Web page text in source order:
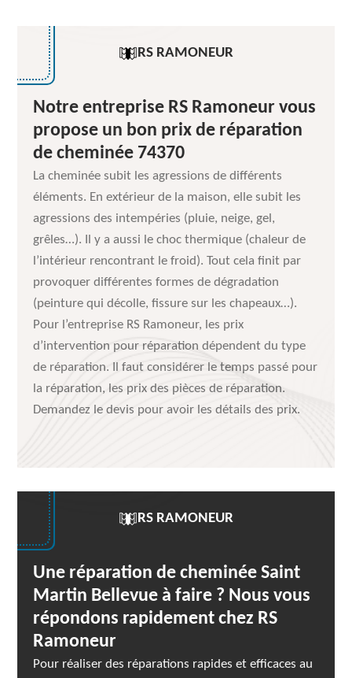
RS RAMONEUR
Notre entreprise RS Ramoneur vous
propose un bon prix de réparation
de cheminée 74370
La cheminée subit les agressions de différents
éléments. En extérieur de la maison, elle subit les
agressions des intempéries (pluie, neige, gel,
grêles…). Il y a aussi le choc thermique (chaleur de
l’intérieur rencontrant le froid). Tout cela finit par
provoquer différentes formes de dégradation
(peinture qui décolle, fissure sur les chapeaux…).
Pour l’entreprise RS Ramoneur, les prix
d’intervention pour réparation dépendent du type
de réparation. Il faut considérer le temps passé pour
la réparation, les prix des pièces de réparation.
Demandez le devis pour avoir les détails des prix.
RS RAMONEUR
Une réparation de cheminée Saint
Martin Bellevue à faire ? Nous vous
répondons rapidement chez RS
Ramoneur
Pour réaliser des réparations rapides et efficaces au